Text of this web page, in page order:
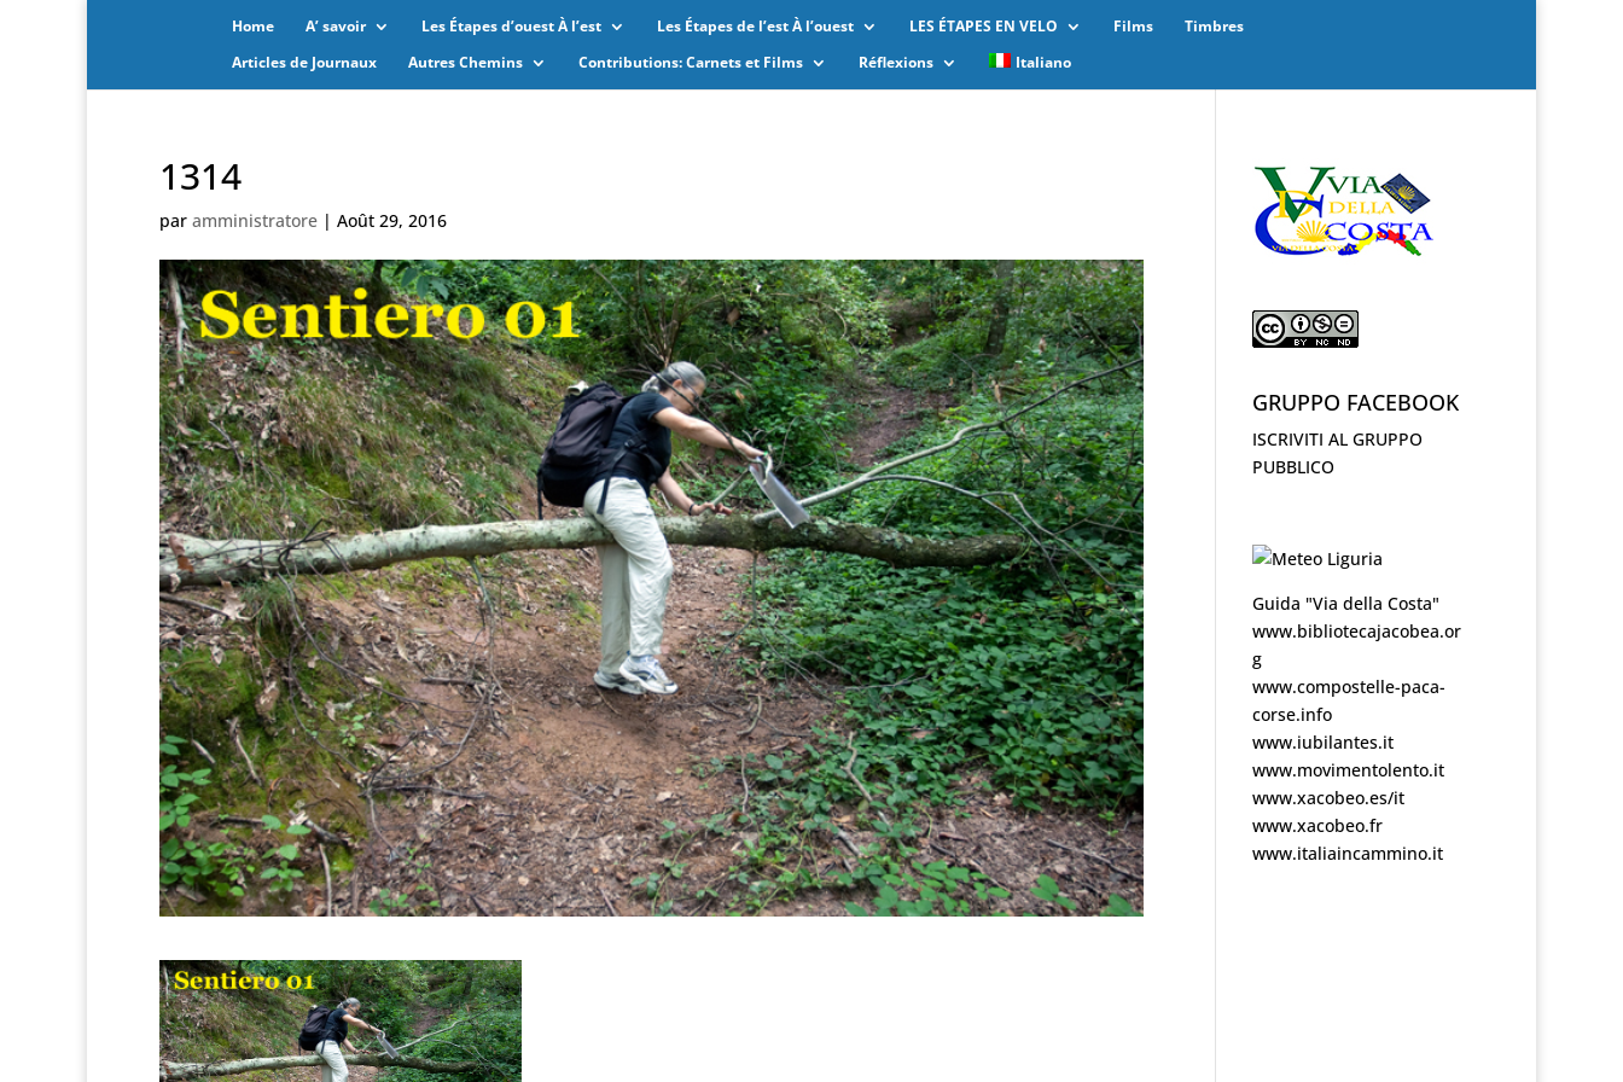
Home A’ savoir Les Étapes d’ouest À l’est Les Étapes de l’est À l’ouest LES ÉTAPES EN VELO Films
Timbres
Articles de Journaux
Autres Chemins Contributions: Carnets et Films Réflexions Italiano
1314
par amministratore | Août 29, 2016
GRUPPO FACEBOOK
ISCRIVITI AL GRUPPO
PUBBLICO
Guida "Via della Costa"
www.bibliotecajacobea.or
g
www.compostelle-paca-
corse.info
www.iubilantes.it
www.movimentolento.it
www.xacobeo.es/it
www.xacobeo.fr
www.italiaincammino.it